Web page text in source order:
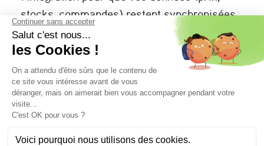
stocks, commandes) restent synchronisées
et fiables.
Combien coûte un projet Shopify B2B avec
Advisa ?
Le budget varie selon la portée du projet :
création ou migration, niveau d’intégrations
(ERP, PIM, DAM, CRM), volume de catalogue